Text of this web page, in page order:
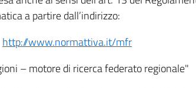
a partire dall’indirizzo:
http://www.normattiva.it/mfr
– motore di ricerca federato regionale"